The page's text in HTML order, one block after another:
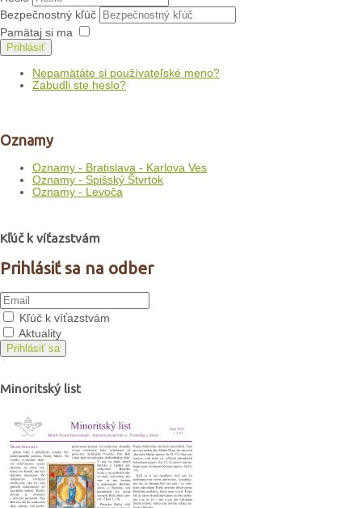
Bezpečnostný kľúč
Pamätaj si ma
Prihlásiť
Nepamätáte si používateľské meno?
Zabudli ste heslo?
Oznamy
Oznamy - Bratislava - Karlova Ves
Oznamy - Spišský Štvrtok
Oznamy - Levoča
Kľúč k víťazstvám
Prihlásiť sa na odber
Kľúč k víťazstvám
Aktuality
Prihlásiť sa
Minoritský list